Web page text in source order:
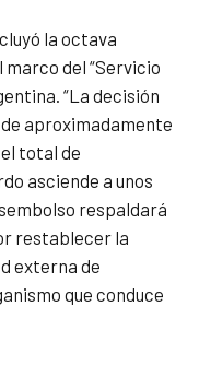
la octava
del “Servicio
“La decisión
aproximadamente
total de
asciende a unos
respaldará
restablecer la
externa de
que conduce